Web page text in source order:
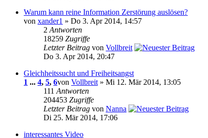
Warum kann reine Information Zerstörung auslösen?
von xander1 » Do 3. Apr 2014, 14:57
2 Antworten
18259 Zugriffe
Letzter Beitrag von Vollbreit
Do 3. Apr 2014, 20:47
Gleichheitssucht und Freiheitsangst
1 ... 4, 5, 6von Vollbreit » Mi 12. Mär 2014, 13:05
111 Antworten
204453 Zugriffe
Letzter Beitrag von Nanna
Di 25. Mär 2014, 17:06
interessantes Video